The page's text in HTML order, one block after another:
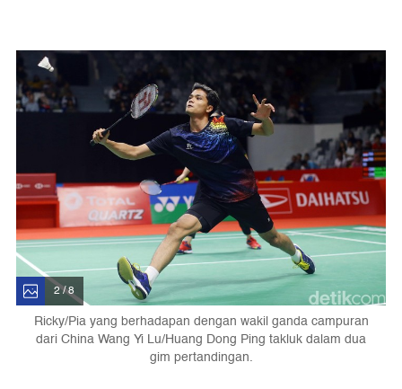
2 / 8
Ricky/Pia yang berhadapan dengan wakil ganda campuran
dari China Wang Yi Lu/Huang Dong Ping takluk dalam dua
gim pertandingan.